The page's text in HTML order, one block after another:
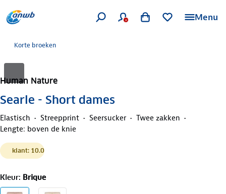
Menu
Korte broeken
Human Nature
Searle - Short dames
Elastisch Streepprint Seersucker
Twee zakken
Lengte: boven de knie
klant: 10.0
Kleur: Brique